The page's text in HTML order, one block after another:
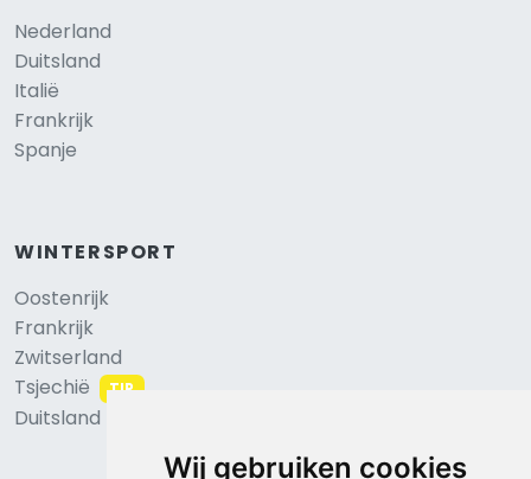
Wij gebruiken cookies
Nederland
Duitsland
Italië
Frankrijk
Spanje
WINTERSPORT
Oostenrijk
Frankrijk
Zwitserland
Tsjechië
TIP
Duitsland